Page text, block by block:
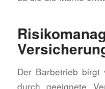
Der Barbetrieb birgt
durch geeignete